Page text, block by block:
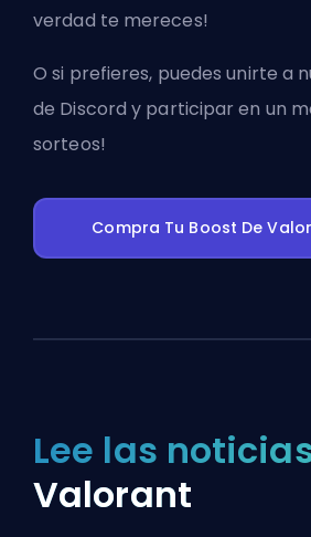
verdad te mereces!
O si prefieres, puedesunirte a
de Discord y participar en un
sorteos!
Compra Tu Boost De
Lee las
Valorant